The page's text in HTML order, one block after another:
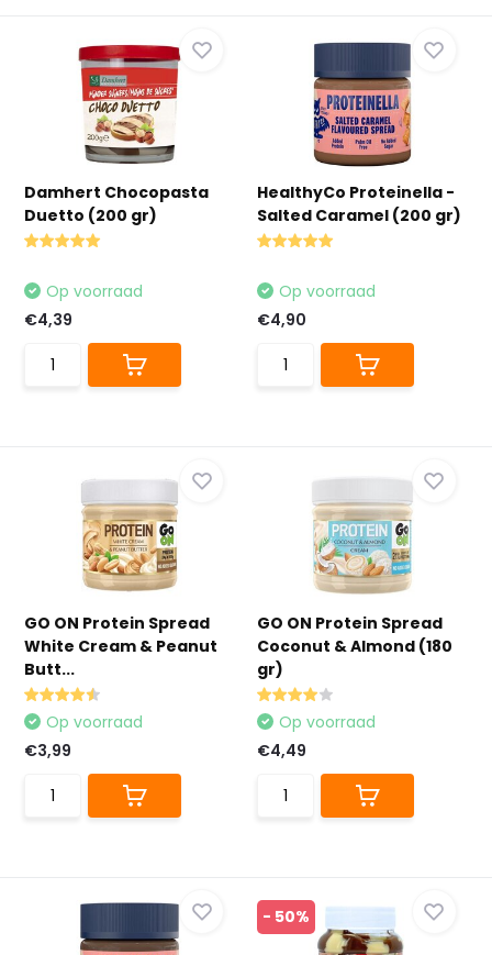
Damhert Chocopasta
Duetto (200 gr)
Op voorraad
€4,39
HealthyCo Proteinella -
Salted Caramel (200 gr)
Op voorraad
€4,90
GO ON Protein Spread
White Cream & Peanut
Butt...
Op voorraad
€3,99
GO ON Protein Spread
Coconut & Almond (180
gr)
Op voorraad
€4,49
- 50%